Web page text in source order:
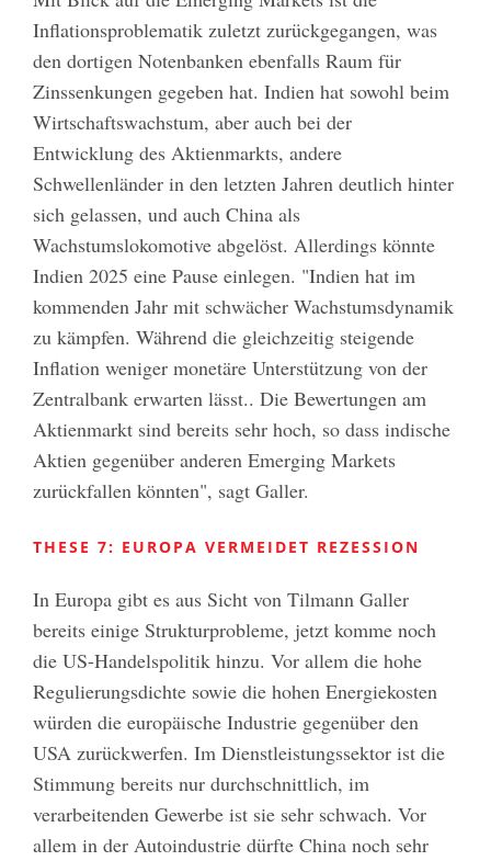
Inflationsproblematik zuletzt zurückgegangen, was
den dortigen Notenbanken ebenfalls Raum für
Zinssenkungen gegeben hat. Indien hat sowohl beim
Wirtschaftswachstum, aber auch bei der
Entwicklung des Aktienmarkts, andere
Schwellenländer in den letzten Jahren deutlich hinter
sich gelassen, und auch China als
Wachstumslokomotive abgelöst. Allerdings könnte
Indien 2025 eine Pause einlegen. "Indien hat im
kommenden Jahr mit schwächer Wachstumsdynamik
zu kämpfen. Während die gleichzeitig steigende
Inflation weniger monetäre Unterstützung von der
Zentralbank erwarten lässt.. Die Bewertungen am
Aktienmarkt sind bereits sehr hoch, so dass indische
Aktien gegenüber anderen Emerging Markets
zurückfallen könnten", sagt Galler.
THESE 7: EUROPA VERMEIDET REZESSION
In Europa gibt es aus Sicht von Tilmann Galler
bereits einige Strukturprobleme, jetzt komme noch
die US-Handelspolitik hinzu. Vor allem die hohe
Regulierungsdichte sowie die hohen Energiekosten
würden die europäische Industrie gegenüber den
USA zurückwerfen. Im Dienstleistungssektor ist die
Stimmung bereits nur durchschnittlich, im
verarbeitenden Gewerbe ist sie sehr schwach. Vor
allem in der Autoindustrie dürfte China noch sehr